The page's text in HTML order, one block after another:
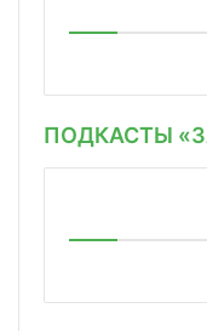
ПОДКАСТЫ